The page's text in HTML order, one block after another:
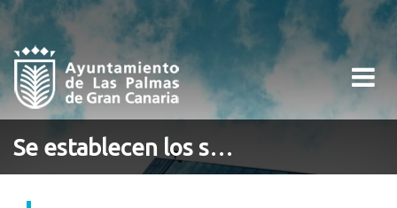
Toggle
Se establecen los servicios mínimos del personal al servicio de este Ayuntamiento como consecuencia de la huelga convocada para el próximo día 28 de octubre de 2021.